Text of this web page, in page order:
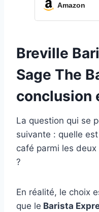
Amazon
Breville
Sage The
conclusion
La question qui se
suivante : quelle
café parmi les
?
En réalité, le choix
que le Barista